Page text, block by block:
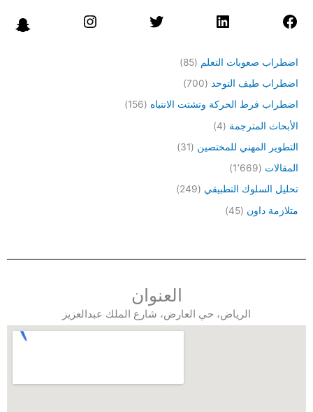
اضطراب صعوبات التعلم (85)
اضطراب طيف التوحد (700)
اضطراب فرط الحركة وتشتت الانتباه (156)
الأبحاث المترجمة (4)
التطوير المهني للمختصين (31)
المقالات (1٬669)
تحليل السلوك التطبيقي (249)
متلازمة داون (45)
العنوان
الرياض، حي العارض، شارع الملك عبدالعزيز